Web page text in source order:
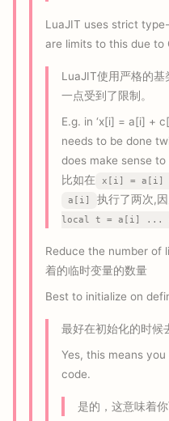
LuaJIT uses strict
are limits to this due to
LuaJIT使用严格的基
一点受到了限制。
E.g. in ‘x[i] = a[i] +
needs to be done
does make sense to
比如在
x[i] = a[i]
a[i] 执行了两次,
local t = a[i] ...
Reduce the number of
着的临时变量的数量
Best to initialize on
最好在初始化的时候
Yes, this means
code.
是的，这意味着